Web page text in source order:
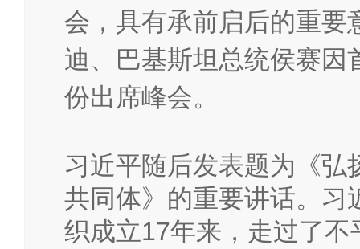
会，具有承前启后的重要
迪、巴基斯坦总统侯赛因
份出席峰会。
习近平随后发表题为《
共同体》的重要讲话。习
织成立17年来，走过了